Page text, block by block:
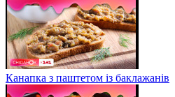
Канапка з паштетом із баклажанів